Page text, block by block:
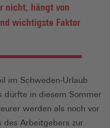
nicht, hängt von
wichtigste Faktor
im Schweden-Urlaub
dürfte in diesem Sommer
werden als noch vor
des Arbeitgebers zur